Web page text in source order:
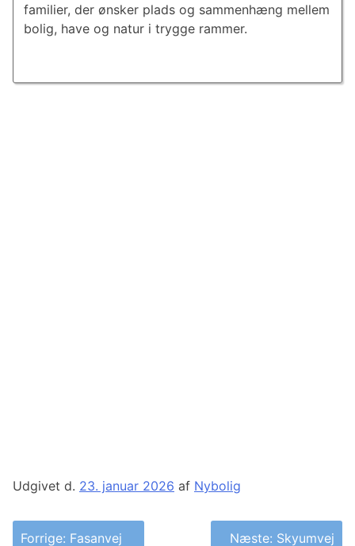
familier, der ønsker plads og sammenhæng mellem
bolig, have og natur i trygge rammer.
Udgivet d. 23. januar 2026 af Nybolig
Indlægsnavigation
Forrige: Fasanvej
Næste: Skyumvej